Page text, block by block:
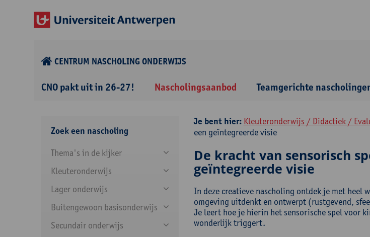
CENTRUM NASCHOLING ONDERWIJS
CNO pakt uit in 26-27! Nascholingsaanbod Teamgerichte
Zoek een nascholing
Thema's in de kijker
Kleuteronderwijs
Lager onderwijs
Buitengewoon basisonderwijs
Secundair onderwijs
Je bent hier: Kleuteronderwijs / Didactiek /
een geïntegreerde visie
De kracht van sensorisch
geïntegreerde visie
In deze creatieve nascholing ontdek je met
omgeving uitdenkt en ontwerpt (rustgevend,
Je leert hoe je hierin het sensorische spel voor
wonderlijk triggert.